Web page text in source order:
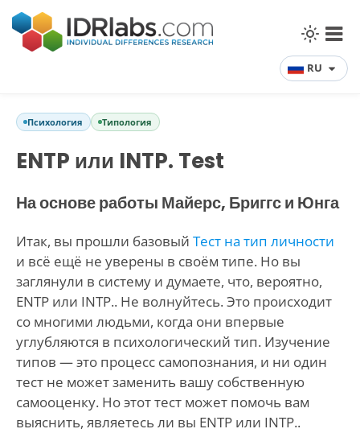
RU
Психология Типология
ENTP или INTP. Test
На основе работы Майерс, Бриггс и Юнга
Итак, вы прошли базовый Тест на тип личности
и всё ещё не уверены в своём типе. Но вы
заглянули в систему и думаете, что, вероятно,
ENTP или INTP.. Не волнуйтесь. Это происходит
со многими людьми, когда они впервые
углубляются в психологический тип. Изучение
типов — это процесс самопознания, и ни один
тест не может заменить вашу собственную
самооценку. Но этот тест может помочь вам
выяснить, являетесь ли вы ENTP или INTP..